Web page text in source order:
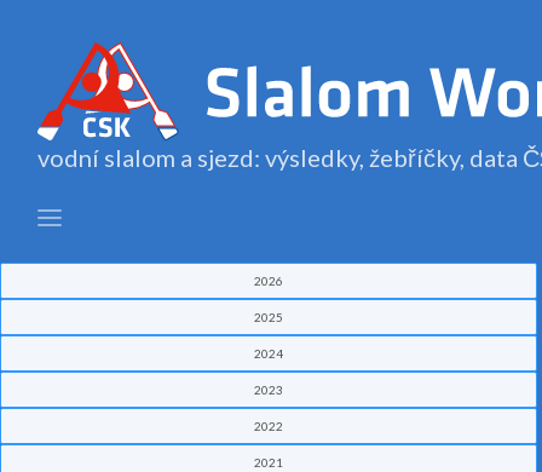
vodní slalom a sjezd: výsledky, žebříčky, data
2026
2025
2024
2023
2022
2021